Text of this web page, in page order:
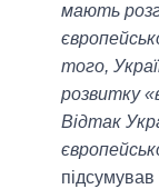
мають
того,
розвитку
Відтак